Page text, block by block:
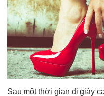
Sau một thời gian đi giày